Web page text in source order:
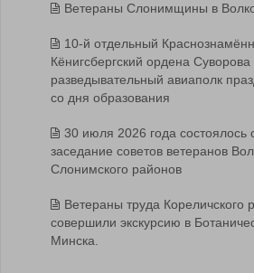
Ветераны Слонимщины в
10-й отдельный
Кёнигсбергский ордена Суворова
разведывательный авиаполк
со дня образования
30 июля 2026 года состоялось
заседание советов ветеранов
Слонимского районов
Ветераны труда Кореличского
совершили экскурсию в
Минска.